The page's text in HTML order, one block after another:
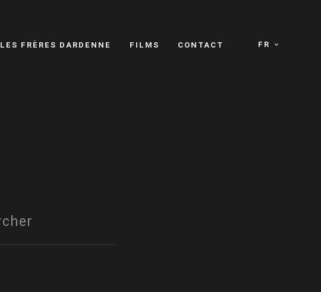
FR
LES FRÈRES DARDENNE FILMS CONTACT